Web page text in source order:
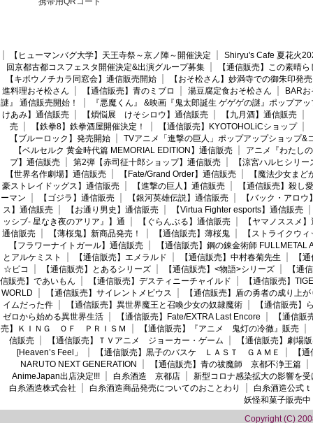
【ヒューマンバグ大学】天王寺祭～京ノ陣～開催決定
Shiryu's Cafe 夏花火
回京都古都コスフェスタ開催決定&出演グループ募集
【通信販売】この素晴
【キボウノチカラ同窓会】通信販売開始
【おそ松さん】妙満寺での御朱印発売
進料理おそ松さん
【通信販売】青のミブロ 湯豆腐定食おそ松さん
BAR
謎』 通信販売開始！
『悪魔くん』 &映画『鬼太郎誕生 ゲゲゲの謎』ポップア
けあみ】通信販売
【煩悩展 けそシロウ】通信販売 【九月酒】通信販売
売
【鉄拳8】鉄拳酒屋開催決定！ 【通信販売】KYOTOHOLiCショップ
【ブルーロック】発売開始
TVアニメ「進撃の巨人」ポップアップショップ&
【ベルセルク 黄金時代篇 MEMORIAL EDITION】通信販売
アニメ『わたし
プ】通信販売
第2弾【赤司征十郎ショップ】通信販売
【涼宮ハルヒシリ
【世界名作劇場】通信販売
【Fate/Grand Order】通信販売
【魔法少女ま
豪ストレイドッグス】通信販売
【進撃の巨人】通信販売
【通信販売】殺し愛
ーマン
【ゴジラ】通信販売 【銀河英雄伝説】通信販売
【バック・アロウ
ス】通信販売
【お通り男史】通信販売
【Virtua Fighter esports】通信販売
ッシブ- 星なき夜のアリア』】通
【ぐらんぶる】通信販売
【ヤマノススメ
通信販売
【薄桜鬼】新商品発売！ 【通信販売】薄桜鬼
【ストライクウ
【フラワーナイトガール】通信販売
【通信販売】鋼の錬金術師 FULLMETAL
とアルケミスト
【通信販売】エメラルド 【通信販売】中村春菊先生
【
☆ピコ
【通信販売】とあるシリーズ 【通信販売】<物語>シリーズ
【通
信販売】であいもん
【通信販売】デスティニーチャイルド
【通信販売】
WORLD
【通信販売】サイレントメビウス
【通信販売】盾の勇者の成り上が
イムだった件
【通信販売】異世界魔王と召喚少女の奴隷魔術
【通信販売】
ゼロから始める異世界生活
【通信販売】Fate/EXTRA Last Encore
【通信
売】ＫＩＮＧ ＯＦ ＰＲＩＳＭ
【通信販売】『アニメ 鬼灯の冷徹』販売
信販売
【通信販売】ＴＶアニメ ジョーカー・ゲーム
【通信販売】劇場
[Heaven’s Feel」
【通信販売】黒子のバスケ ＬＡＳＴ ＧＡＭＥ
【
NARUTO NEXT GENERATION
【通信販売】青の祓魔師 京都不浄王篇
AnimeJapan出店決定!!!
白糸酒造 京都店
新型コロナ感染拡大の影響を
白糸酒造株式会社
白糸酒造商品発売についてのおことわり
白糸酒造公式
妖怪和菓子販売中
Copyright (C)